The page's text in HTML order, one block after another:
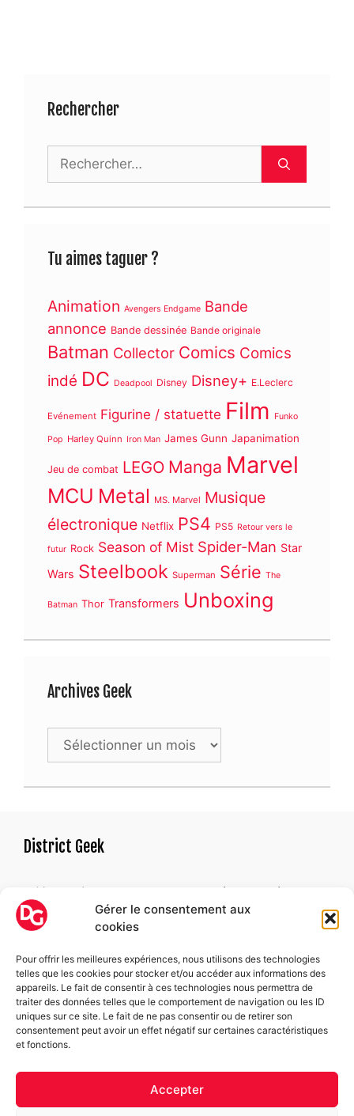
Gérer le consentement aux
cookies
Pour offrir les meilleures expériences, nous utilisons des technologies
telles que les cookies pour stocker et/ou accéder aux informations des
appareils. Le fait de consentir à ces technologies nous permettra de
traiter des données telles que le comportement de navigation ou les ID
uniques sur ce site. Le fait de ne pas consentir ou de retirer son
consentement peut avoir un effet négatif sur certaines caractéristiques
et fonctions.
Accepter
Rechercher
Rechercher :
Tu aimes taguer ?
Animation Avengers Endgame Bande
annonce Bande dessinée Bande originale
Batman Collector Comics Comics
indé DC Deadpool Disney Disney+ E.Leclerc
Evénement Figurine / statuette Film Funko
Pop Harley Quinn Iron Man James Gunn Japanimation
Jeu de combat LEGO Manga Marvel
MCU Metal MS. Marvel Musique
électronique Netflix PS4 PS5 Retour vers le
futur Rock Season of Mist Spider-Man Star
Wars Steelbook Superman Série The
Batman Thor Transformers Unboxing
Archives Geek
Archives
District Geek
« Un geek est une personne qui ne parvient pas
à trouver une raison satisfaisante de devenir
adulte. »
Alexandre ASTIER
Suivez-nous
Facebook
Instagram